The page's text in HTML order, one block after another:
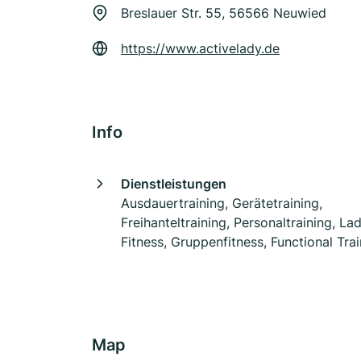
Breslauer Str. 55, 56566 Neuwied
https://www.activelady.de
Info
Dienstleistungen
Ausdauertraining, Gerätetraining,
Freihanteltraining, Personaltraining,
Fitness, Gruppenfitness, Functional
Map